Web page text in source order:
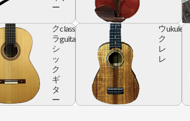
ー
ク
ラ
シ
ッ
ク
ギ
タ
ー
classic
guitar
ウ
ク
レ
レ
ukulele